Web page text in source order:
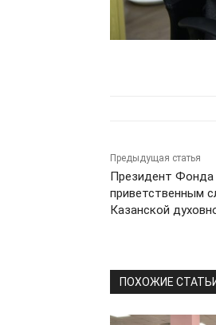
Предыдущая статья
Президент
приветственным
Казанской
ПОХОЖИЕ